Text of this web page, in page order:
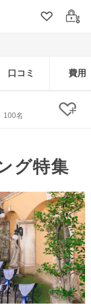
クリップ
ログ
口コミ 費用
100名 ク
グ特集